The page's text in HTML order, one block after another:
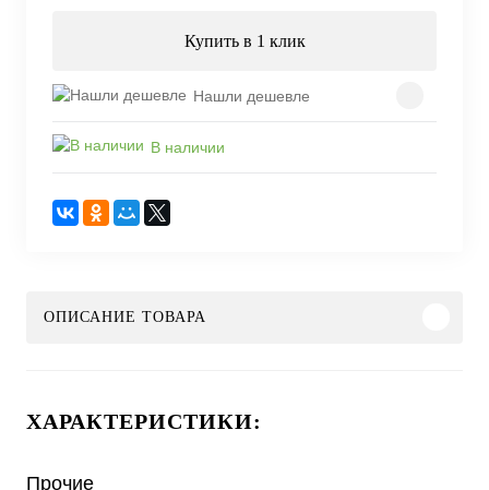
Купить в 1 клик
Нашли дешевле
В наличии
ОПИСАНИЕ ТОВАРА
ХАРАКТЕРИСТИКИ:
Прочие